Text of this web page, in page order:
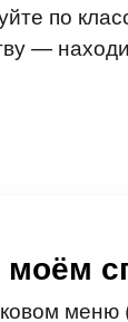
по
—
меню